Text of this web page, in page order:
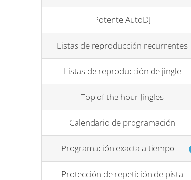
Potente AutoDJ
Listas de reproducción recurrentes
Listas de reproducción de jingle
Top of the hour Jingles
Calendario de programación
Programación exacta a tiempo
Protección de repetición de pista